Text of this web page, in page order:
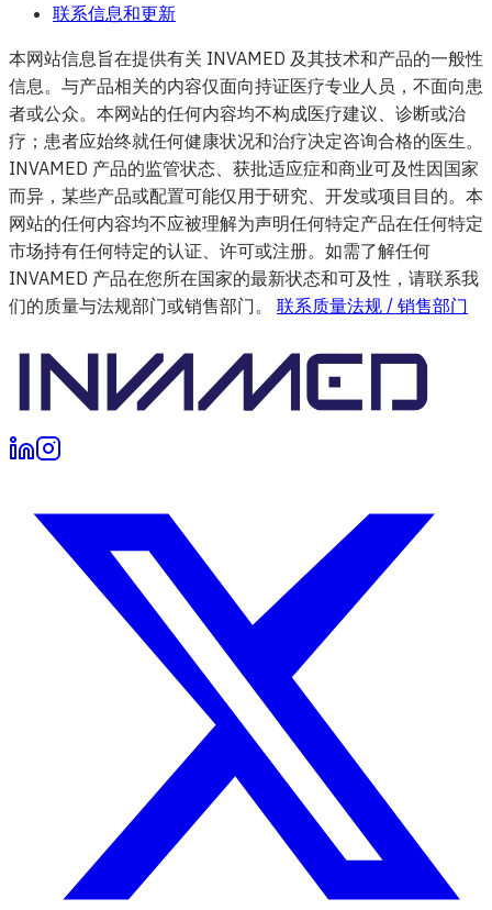
联系信息和更新
本网站信息旨在提供有关 INVAMED 及其技术和产品的一般性
信息。与产品相关的内容仅面向持证医疗专业人员，不面向患
者或公众。本网站的任何内容均不构成医疗建议、诊断或治
疗；患者应始终就任何健康状况和治疗决定咨询合格的医生。
INVAMED 产品的监管状态、获批适应症和商业可及性因国家
而异，某些产品或配置可能仅用于研究、开发或项目目的。本
网站的任何内容均不应被理解为声明任何特定产品在任何特定
市场持有任何特定的认证、许可或注册。如需了解任何
INVAMED 产品在您所在国家的最新状态和可及性，请联系我
们的质量与法规部门或销售部门。
联系质量法规 / 销售部门